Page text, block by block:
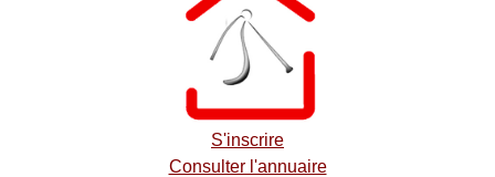
S'inscrire
Consulter l'annuaire